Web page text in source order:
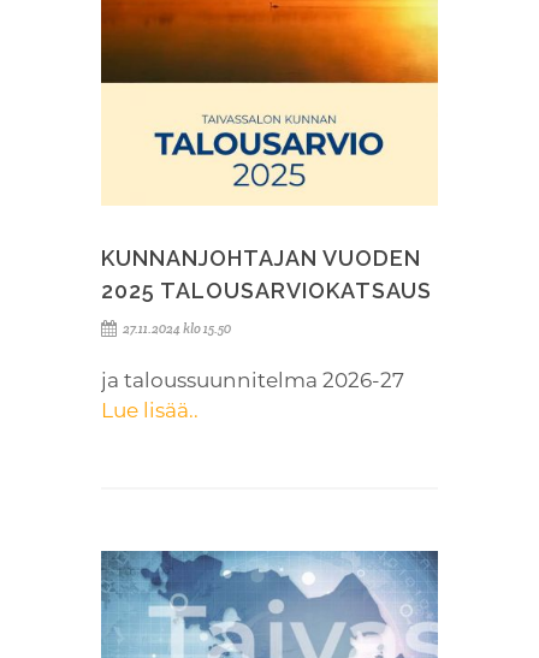
KUNNANJOHTAJAN VUODEN
2025 TALOUSARVIOKATSAUS
27.11.2024 klo 15.50
ja taloussuunnitelma 2026-27
Lue lisää..